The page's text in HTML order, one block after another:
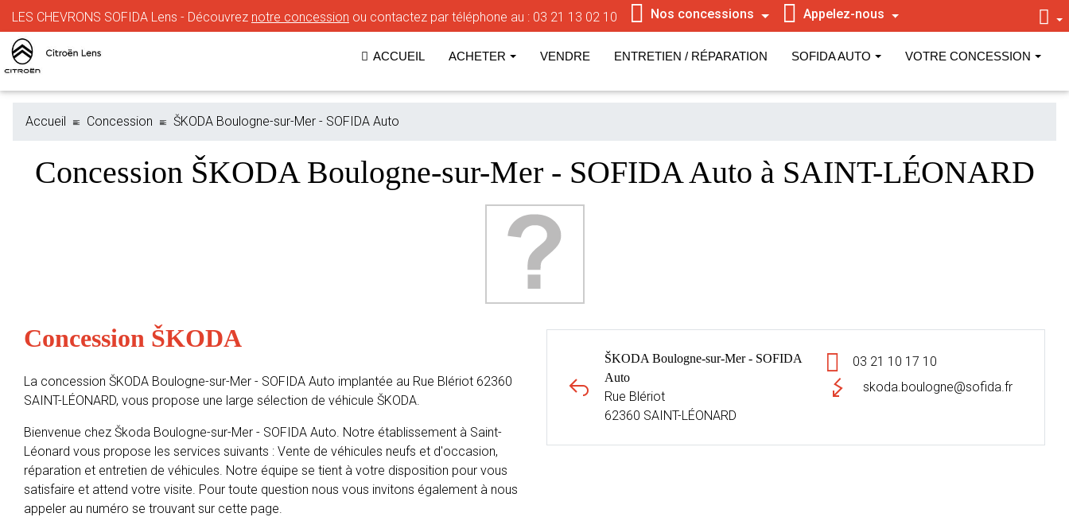
LES CHEVRONS SOFIDA Lens - Découvrez notre concession ou contactez par téléphone au : 03 21 13 02 10 Nos concessions Appelez-nous
ACCUEIL ACHETER VENDRE ENTRETIEN / RÉPARATION SOFIDA AUTO VOTRE CONCESSION
Accueil Concession ŠKODA Boulogne-sur-Mer - SOFIDA Auto
Concession ŠKODA Boulogne-sur-Mer - SOFIDA Auto à SAINT-LÉONARD
ŠKODA Boulogne-sur-Mer - SOFIDA
Auto
Rue Blériot
62360 SAINT-LÉONARD
03 21 10 17 10
skoda.boulogne@sofida.fr
Concession ŠKODA
La concession ŠKODA Boulogne-sur-Mer - SOFIDA Auto implantée au Rue Blériot 62360
SAINT-LÉONARD, vous propose une large sélection de véhicule ŠKODA.
Bienvenue chez Škoda Boulogne-sur-Mer - SOFIDA Auto. Notre établissement à Saint-
Léonard vous propose les services suivants : Vente de véhicules neufs et d'occasion,
réparation et entretien de véhicules. Notre équipe se tient à votre disposition pour vous
satisfaire et attend votre visite. Pour toute question nous vous invitons également à nous
appeler au numéro se trouvant sur cette page.